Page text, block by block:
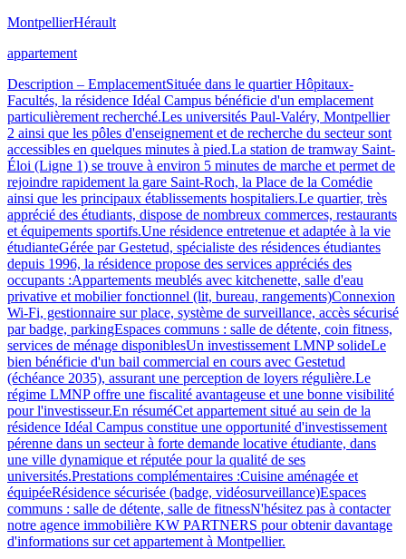
MontpellierHérault
appartement
Description – EmplacementSituée dans le quartier Hôpitaux-
Facultés, la résidence Idéal Campus bénéficie d'un emplacement
particulièrement recherché.Les universités Paul-Valéry, Montpellier
2 ainsi que les pôles d'enseignement et de recherche du secteur sont
accessibles en quelques minutes à pied.La station de tramway Saint-
Éloi (Ligne 1) se trouve à environ 5 minutes de marche et permet de
rejoindre rapidement la gare Saint-Roch, la Place de la Comédie
ainsi que les principaux établissements hospitaliers.Le quartier, très
apprécié des étudiants, dispose de nombreux commerces, restaurants
et équipements sportifs.Une résidence entretenue et adaptée à la vie
étudianteGérée par Gestetud, spécialiste des résidences étudiantes
depuis 1996, la résidence propose des services appréciés des
occupants :Appartements meublés avec kitchenette, salle d'eau
privative et mobilier fonctionnel (lit, bureau, rangements)Connexion
Wi-Fi, gestionnaire sur place, système de surveillance, accès sécurisé
par badge, parkingEspaces communs : salle de détente, coin fitness,
services de ménage disponiblesUn investissement LMNP solideLe
bien bénéficie d'un bail commercial en cours avec Gestetud
(échéance 2035), assurant une perception de loyers régulière.Le
régime LMNP offre une fiscalité avantageuse et une bonne visibilité
pour l'investisseur.En résuméCet appartement situé au sein de la
résidence Idéal Campus constitue une opportunité d'investissement
pérenne dans un secteur à forte demande locative étudiante, dans
une ville dynamique et réputée pour la qualité de ses
universités.Prestations complémentaires :Cuisine aménagée et
équipéeRésidence sécurisée (badge, vidéosurveillance)Espaces
communs : salle de détente, salle de fitnessN'hésitez pas à contacter
notre agence immobilière KW PARTNERS pour obtenir davantage
d'informations sur cet appartement à Montpellier.